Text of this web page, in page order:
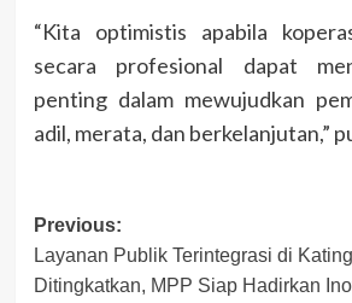
“Kita optimistis apabila
secara profesional dapat
penting dalam mewujudkan
adil, merata, dan berkelanjutan,”
Post
navigation
Previous:
Layanan Publik Terintegrasi di
Ditingkatkan, MPP Siap Hadirkan